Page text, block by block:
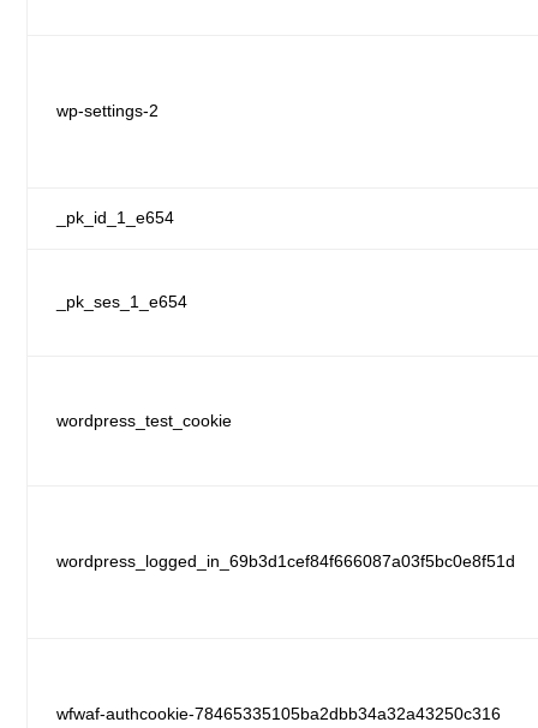
wp-settings-2
_pk_id_1_e654
_pk_ses_1_e654
wordpress_test_cookie
wordpress_logged_in_69b3d1cef84f666087a03f5bc0e8f51d
wfwaf-authcookie-78465335105ba2dbb34a32a43250c316